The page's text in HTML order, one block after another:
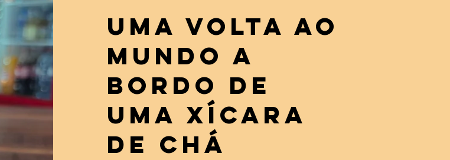
Uma Volta ao
Mundo a
Bordo de
uma Xícara
de Chá